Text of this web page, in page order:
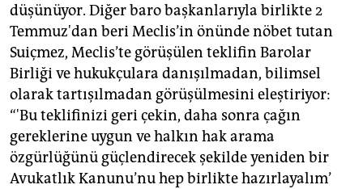
düşünüyor. Diğer baro başkanlarıyla birlikte 2
Temmuz'dan beri Meclis’in önünde nöbet tutan
Suiçmez, Meclis’te görüşülen teklifin Barolar
Birliği ve hukukçulara danışılmadan, bilimsel
olarak tartışılmadan görüşülmesini eleştiriyor:
“'Bu teklifinizi geri çekin, daha sonra çağın
gereklerine uygun ve halkın hak arama
özgürlüğünü güçlendirecek şekilde yeniden bir
Avukatlık Kanunu’nu hep birlikte hazırlayalım’